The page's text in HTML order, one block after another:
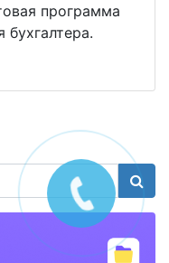
программа
бухгалтера.